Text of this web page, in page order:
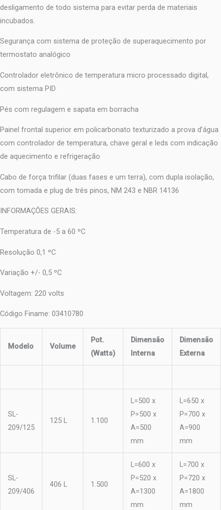
desligamento de todo sistema para evitar perda de materiais
incubados.
Segurança com sistema de proteção de superaquecimento por
termostato analógico
Controlador eletrônico de temperatura micro processado digital,
com sistema PID
Pés com regulagem e sapata em borracha
Painel frontal superior em policarbonato texturizado a prova d’água
com controlador de temperatura, chave geral e leds com indicação
de aquecimento e refrigeração
Cabo de força trifilar (duas fases e um terra), com dupla isolação,
com tomada e plug de três pinos, NM 243 e NBR 14136
INFORMAÇÕES GERAIS:
Temperatura de -5 a 60 ºC
Resolução 0,1 ºC
Variação +/- 0,5 ºC
Voltagem: 220 volts
Código Finame: 03410780
Modelo Volume
Pot.
(Watts)
Dimensão
Interna
Dimensão
Externa
SL-
209/125
125 L 1.100
L=500 x
P=500 x
A=500
mm
L=650 x
P=700 x
A=900
mm
SL-
209/406
406 L 1.500
L=600 x
P=520 x
A=1300
mm
L=700 x
P=720 x
A=1800
mm